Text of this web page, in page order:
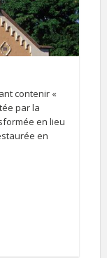
contenir «
par la
en lieu
en